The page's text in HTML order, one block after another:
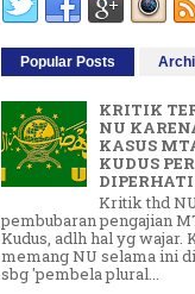
Popular Posts
KRITIK
NU
KASUS
KUDUS
Kritik thd
pembubaran pengajian
Kudus, adlh hal yg wajar.
memang NU selama ini
sbg 'pembela plural...